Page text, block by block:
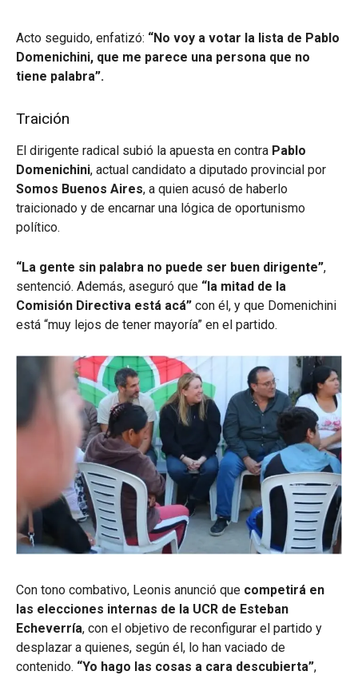
Acto seguido, enfatizó: “No voy a votar la lista de Pablo
Domenichini, que me parece una persona que no
tiene palabra”.
Traición
El dirigente radical subió la apuesta en contra Pablo
Domenichini, actual candidato a diputado provincial por
Somos Buenos Aires, a quien acusó de haberlo
traicionado y de encarnar una lógica de oportunismo
político.
“La gente sin palabra no puede ser buen dirigente”,
sentenció. Además, aseguró que “la mitad de la
Comisión Directiva está acá” con él, y que Domenichini
está “muy lejos de tener mayoría” en el partido.
Con tono combativo, Leonis anunció que competirá en
las elecciones internas de la UCR de Esteban
Echeverría, con el objetivo de reconfigurar el partido y
desplazar a quienes, según él, lo han vaciado de
contenido. “Yo hago las cosas a cara descubierta”,